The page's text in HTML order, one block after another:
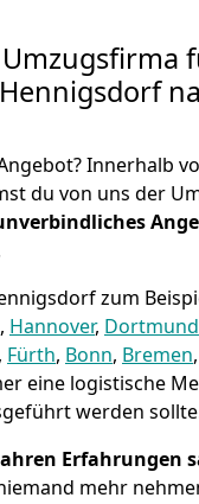
Innerhalb
du von uns der
zum
, Hannover, Dortmund
, Fürth, Bonn, Bremen
eine logistische
werden
Erfahrungen
mehr